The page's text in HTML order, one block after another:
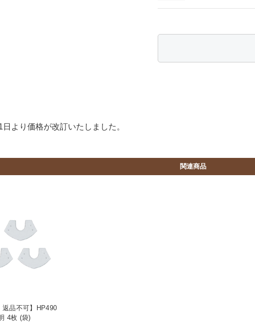
より価格が改訂いたしました。
関連商品
返品不可】HP490
4枚 (袋)